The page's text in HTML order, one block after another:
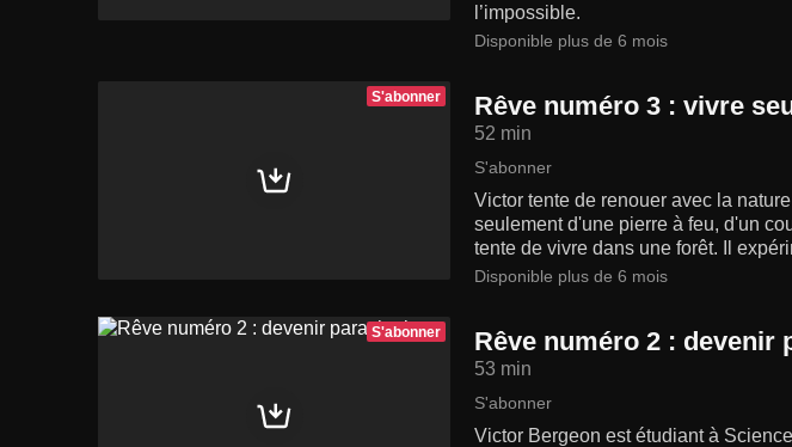
l’impossible.
Disponible plus de 6 mois
S'abonner Rêve numéro 3 : vivre
52 min
S'abonner
Victor tente de renouer avec la
seulement d'une pierre à feu, d'un
tente de vivre dans une forêt. Il
Disponible plus de 6 mois
S'abonner Rêve numéro 2 : devenir
53 min
S'abonner
Victor Bergeon est étudiant à